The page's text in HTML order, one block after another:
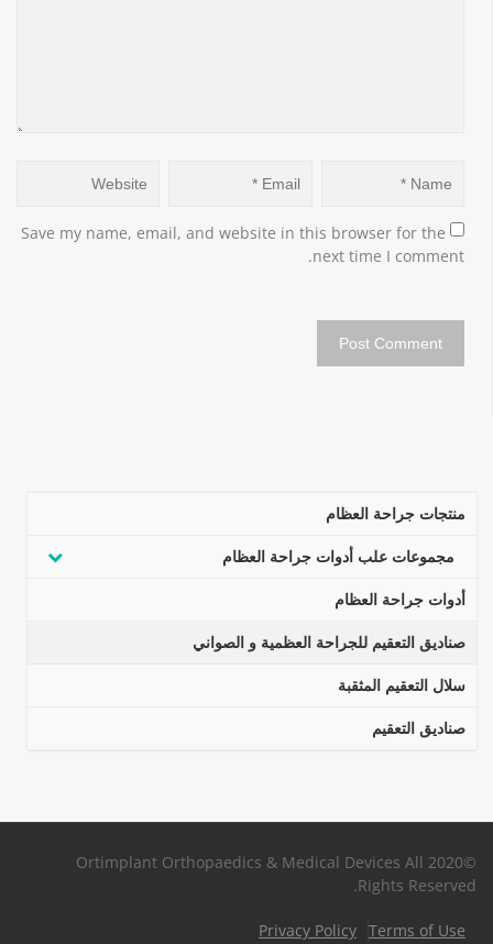
Save my name, email, and website in this browser for the
next time I comment.
منتجات جراحة العظام
مجموعات علب أدوات جراحة العظام
أدوات جراحة العظام
صناديق التعقيم للجراحة العظمية و الصواني
سلال التعقيم المثقبة
صناديق التعقيم
©2020 Ortimplant Orthopaedics & Medical Devices All
Rights Reserved.
Terms of Use
Privacy Policy